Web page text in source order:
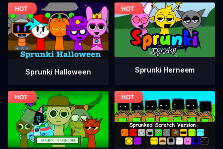
Sprunki Halloween Sprunki Herneem